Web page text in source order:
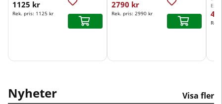
1125 kr
Rek. pris: 1125 kr
2790 kr
Rek. pris: 2990 kr
Nyheter Visa fler